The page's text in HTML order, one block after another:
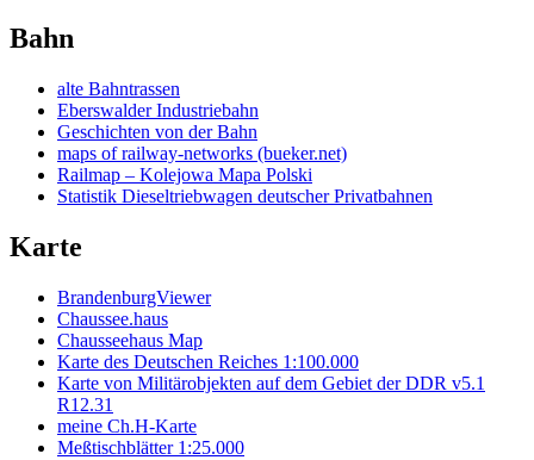
Bahn
alte Bahntrassen
Eberswalder Industriebahn
Geschichten von der Bahn
maps of railway-networks (bueker.net)
Railmap – Kolejowa Mapa Polski
Statistik Dieseltriebwagen deutscher Privatbahnen
Karte
BrandenburgViewer
Chaussee.haus
Chausseehaus Map
Karte des Deutschen Reiches 1:100.000
Karte von Militärobjekten auf dem Gebiet der DDR v5.1
R12.31
meine Ch.H-Karte
Meßtischblätter 1:25.000